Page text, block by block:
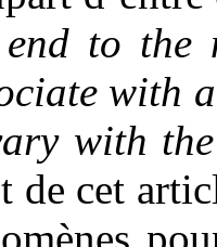
to the
with
with
de cet